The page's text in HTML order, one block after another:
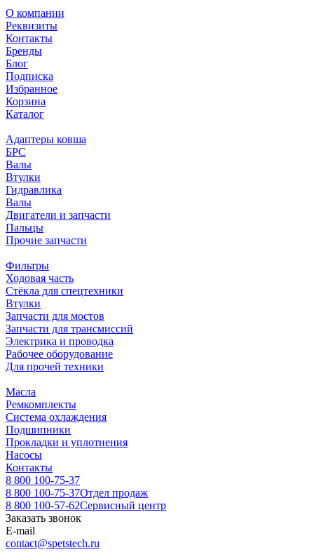
О компании
Реквизиты
Контакты
Бренды
Блог
Подписка
Избранное
Корзина
Каталог
Адаптеры ковша
БРС
Валы
Втулки
Гидравлика
Валы
Двигатели и запчасти
Пальцы
Прочие запчасти
Фильтры
Ходовая часть
Стёкла для спецтехники
Втулки
Запчасти для мостов
Запчасти для трансмиссий
Электрика и проводка
Рабочее оборудование
Для прочей техники
Масла
Ремкомплекты
Система охлаждения
Подшипники
Прокладки и уплотнения
Насосы
Контакты
8 800 100-75-37
8 800 100-75-37Отдел продаж
8 800 100-57-62Сервисный центр
Заказать звонок
E-mail
contact@spetstech.ru